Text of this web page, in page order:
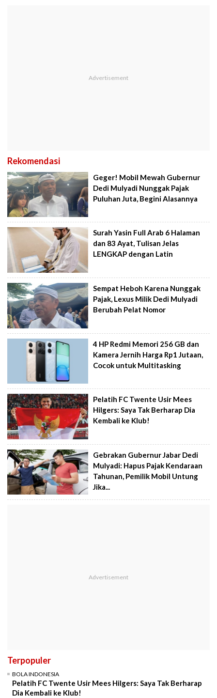
Rekomendasi
Geger! Mobil Mewah Gubernur
Dedi Mulyadi Nunggak Pajak
Puluhan Juta, Begini Alasannya
Surah Yasin Full Arab 6 Halaman
dan 83 Ayat, Tulisan Jelas
LENGKAP dengan Latin
Sempat Heboh Karena Nunggak
Pajak, Lexus Milik Dedi Mulyadi
Berubah Pelat Nomor
4 HP Redmi Memori 256 GB dan
Kamera Jernih Harga Rp1 Jutaan,
Cocok untuk Multitasking
Pelatih FC Twente Usir Mees
Hilgers: Saya Tak Berharap Dia
Kembali ke Klub!
Gebrakan Gubernur Jabar Dedi
Mulyadi: Hapus Pajak Kendaraan
Tahunan, Pemilik Mobil Untung
Jika...
Terpopuler
BOLA INDONESIA
Pelatih FC Twente Usir Mees Hilgers: Saya Tak Berharap
Dia Kembali ke Klub!